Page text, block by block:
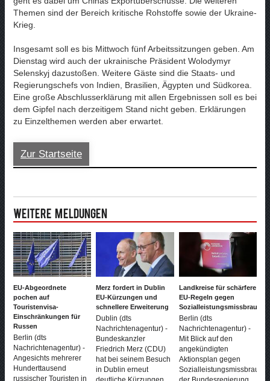
Themen sind der Bereich kritische Rohstoffe sowie der Ukraine-
Krieg.
Insgesamt soll es bis Mittwoch fünf Arbeitssitzungen geben. Am
Dienstag wird auch der ukrainische Präsident Wolodymyr
Selenskyj dazustoßen. Weitere Gäste sind die Staats- und
Regierungschefs von Indien, Brasilien, Ägypten und Südkorea.
Eine große Abschlusserklärung mit allen Ergebnissen soll es bei
dem Gipfel nach derzeitigem Stand nicht geben. Erklärungen
zu Einzelthemen werden aber erwartet.
Zur Startseite
Weitere Meldungen
EU-Abgeordnete
pochen auf
Touristenvisa-
Einschränkungen für
Russen
Berlin (dts
Nachrichtenagentur) -
Angesichts mehrerer
Hunderttausend
russischer Touristen in
Merz fordert in Dublin
EU-Kürzungen und
schnellere Erweiterung
Dublin (dts
Nachrichtenagentur) -
Bundeskanzler
Friedrich Merz (CDU)
hat bei seinem Besuch
in Dublin erneut
Landkreise für schärfere
EU-Regeln gegen
Sozialleistungsmissbrauch
Berlin (dts
Nachrichtenagentur) -
Mit Blick auf den
angekündigten
Aktionsplan gegen
Sozialleistungsmissbrauch